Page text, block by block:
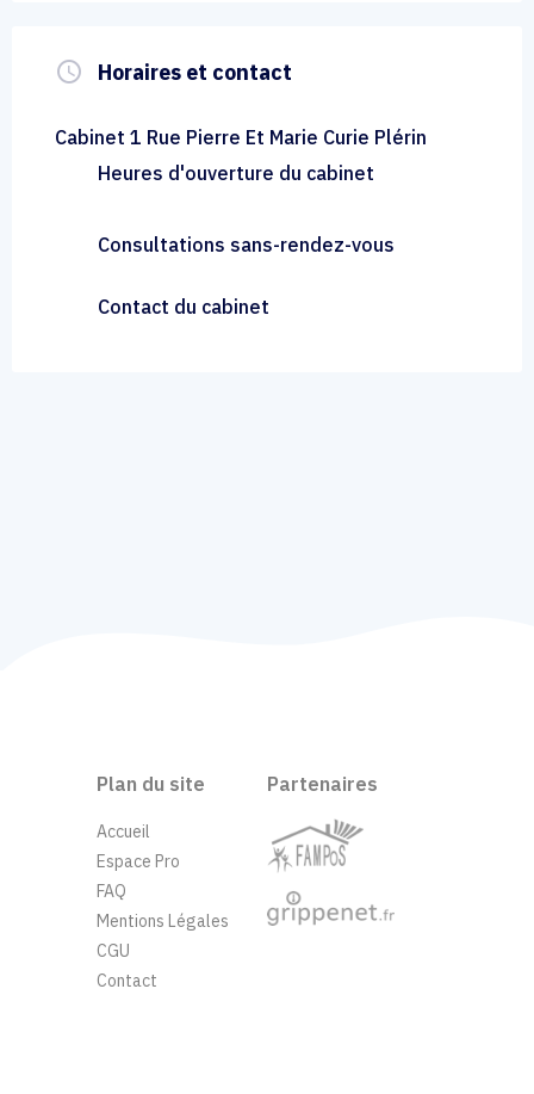
query_builder Horaires et contact
Cabinet 1 Rue Pierre Et Marie Curie Plérin
Heures d'ouverture du cabinet
Consultations sans-rendez-vous
Contact du cabinet
Plan du site
Accueil
Espace Pro
FAQ
Mentions Légales
CGU
Contact
Partenaires